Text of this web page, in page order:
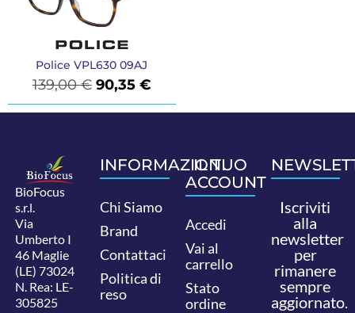
Police VPL630 09AJ
139,00€ 90,35 €
BioFocus
s.r.l.
Via
Umberto I
46 Maglie
(LE) 73024
N. Rea: LE-
305825
INFORMAZIONI
Chi Siamo
Brand
Contattaci
Politica di
reso
IL TUO
ACCOUNT
Accedi
Vai al
carrello
Stato
ordine
Iscriviti
alla
newsletter
per
rimanere
sempre
aggiornato.